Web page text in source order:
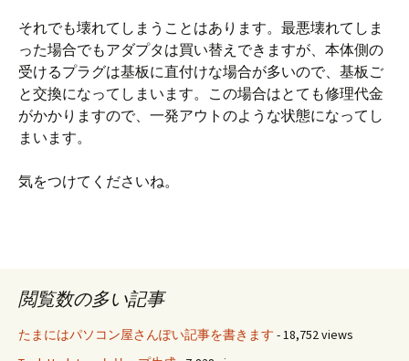
それでも壊れてしまうことはあります。最悪壊れてしま
った場合でもアダプタは買い替えできますが、本体側の
受けるプラグは基板に直付けな場合が多いので、基板ご
と交換になってしまいます。この場合はとても修理代金
がかかりますので、一発アウトのような状態になってし
まいます。
気をつけてくださいね。
閲覧数の多い記事
たまにはパソコン屋さんぽい記事を書きます - 18,752 views